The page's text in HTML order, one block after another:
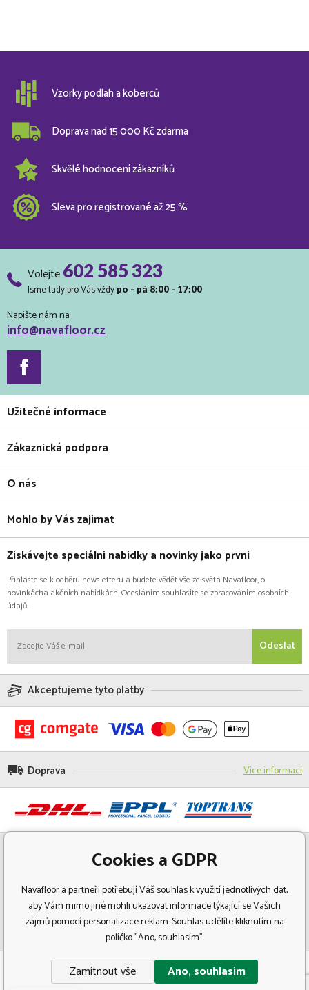
Vzorky podlah a koberců
Doprava nad 15 000 Kč zdarma
Skvělé hodnocení zákazníků
Sleva pro registrované až 25 %
Volejte602 585 323
Jsme tady pro Vás vždy po - pá 8:00 - 17:00
Napište nám na
info@navafloor.cz
Užitečné informace
Zákaznická podpora
O nás
Mohlo by Vás zajímat
Získávejte speciální nabídky a novinky jako první
Přihlaste se k odběru newsletteru a budete vědět vše ze světa Navafloor, o
novinkácha akčních nabídkách. Odesláním souhlasíte se zpracováním osobních
údajů.
Odeslat
Akceptujeme tyto platby
Doprava Více informací
© Copyright 2018 Navafloor - Specializovaný prodej podlahových krytin.
Všechna práva vyhrazena.
Cookies a GDPR
Navafloor a partneři potřebují Váš souhlas k využití jednotlivých dat,
aby Vám mimo jiné mohli ukazovat informace týkající se Vašich
zájmů pomocí personalizace reklam. Souhlas udělíte kliknutím na
políčko "Ano, souhlasím".
Zamítnout vše Ano, souhlasím